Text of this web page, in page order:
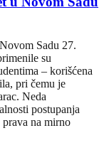
Sadu 27.
su
– korišćena
pri čemu je
Neda
postupanja
na mirno